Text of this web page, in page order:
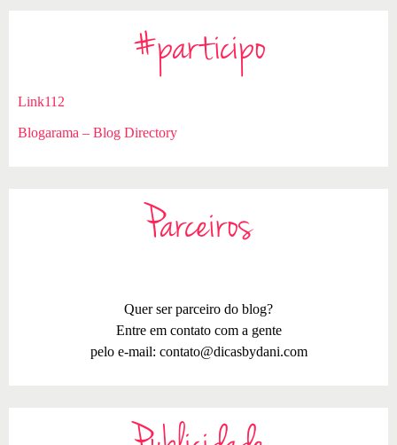
#participo
Link112
Blogarama – Blog Directory
Parceiros
Quer ser parceiro do blog?
Entre em contato com a gente
pelo e-mail: contato@dicasbydani.com